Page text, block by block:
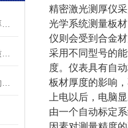
精密激光测厚仪
光学系统测量板
仪则会受到合金
采用不同型号的
度。仪表具有自
板材厚度的影响
上电以后，电脑
由一个自动标定